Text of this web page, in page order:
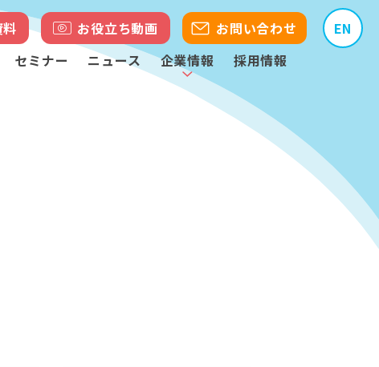
お役立ち動画 お問い合わせ
EN
セミナー ニュース 企業情報 採用情報